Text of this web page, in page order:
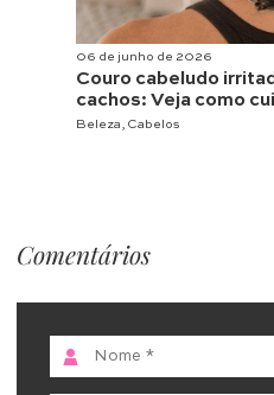
06 de junho de 2026
Couro cabeludo
cachos: Veja como
Beleza , Cabelos
Comentários